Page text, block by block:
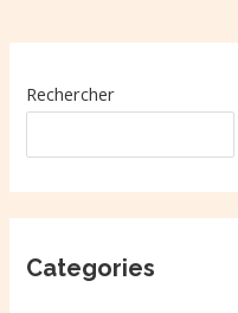
Rechercher
Categories